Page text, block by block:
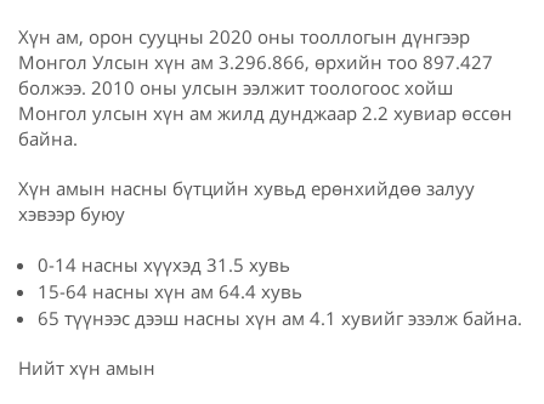
Хүн ам, орон сууцны 2020 оны тооллогын дүнгээр
Монгол Улсын хүн ам 3.296.866, өрхийн тоо 897.427
болжээ. 2010 оны улсын ээлжит тоологоос хойш
Монгол улсын хүн ам жилд дунджаар 2.2 хувиар өссөн
байна.
Хүн амын насны бүтцийн хувьд ерөнхийдөө залуу
хэвээр буюу
0-14 насны хүүхэд 31.5 хувь
15-64 насны хүн ам 64.4 хувь
65 түүнээс дээш насны хүн ам 4.1 хувийг эзэлж байна.
Нийт хүн амын